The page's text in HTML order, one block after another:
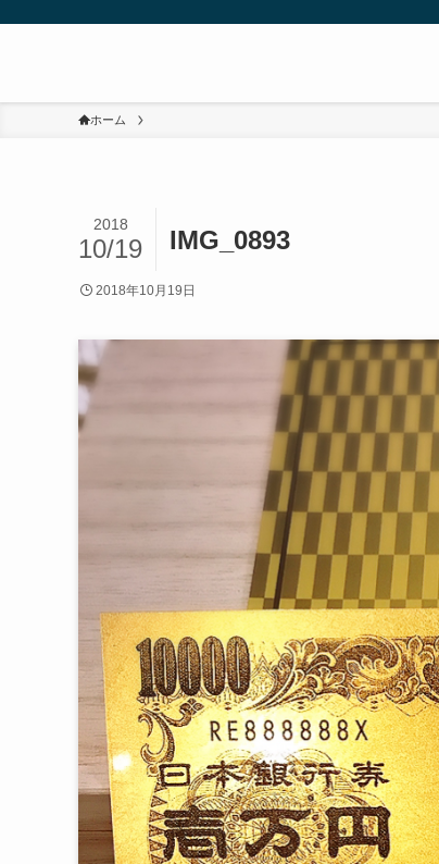
ホーム
IMG_0893
2018
10/19
2018年10月19日